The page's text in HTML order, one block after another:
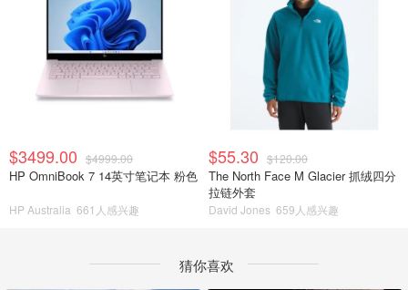
$3499.00 $4999.00
HP OmniBook 7 14英寸笔记本 粉色
HP Australia 661人感兴趣
$55.30 $120.00
The North Face M Glacier 抓绒四分
拉链外套
David Jones 659人感兴趣
猜你喜欢